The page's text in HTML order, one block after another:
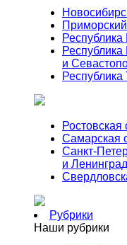
и
Республика
Ростовская
Самарская
Санкт-
и
Рубрики
Наши рубрики